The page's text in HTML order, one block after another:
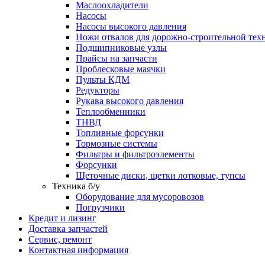
Маслоохладители
Насосы
Насосы высокого давления
Ножи отвалов для дорожно-строительной
Подшипниковые узлы
Прайсы на запчасти
Проблесковые маячки
Пульты КДМ
Редукторы
Рукава высокого давления
Теплообменники
ТНВД
Топливные форсунки
Тормозные системы
Фильтры и фильтроэлементы
Форсунки
Щеточные диски, щетки лотковые, тупсы
Техника б/у
Оборудование для мусоровозов
Погрузчики
Кредит и лизинг
Доставка запчастей
Сервис, ремонт
Контактная информация